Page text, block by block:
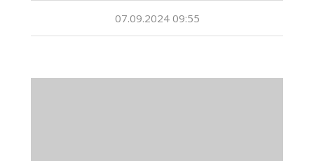
07.09.2024 09:55